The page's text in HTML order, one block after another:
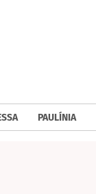
PAULÍNIA